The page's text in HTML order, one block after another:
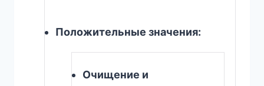
Положительные значения:
Очищение и